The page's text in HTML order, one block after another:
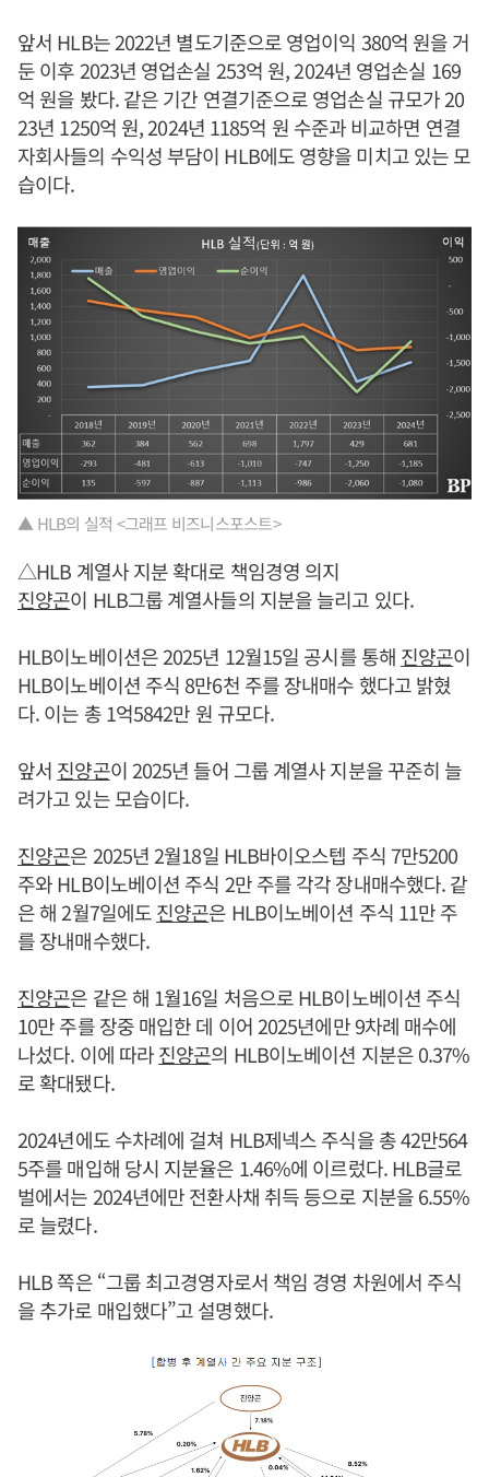
앞서 HLB는 2022년 별도기준으로 영업이익 380억 원을 거
둔 이후 2023년 영업손실 253억 원, 2024년 영업손실 169
억 원을 봤다. 같은 기간 연결기준으로 영업손실 규모가 20
23년 1250억 원, 2024년 1185억 원 수준과 비교하면 연결
자회사들의 수익성 부담이 HLB에도 영향을 미치고 있는 모
습이다.
▲ HLB의 실적 <그래프 비즈니스포스트>
△HLB 계열사 지분 확대로 책임경영 의지
진양곤이 HLB그룹 계열사들의 지분을 늘리고 있다.
HLB이노베이션은 2025년 12월15일 공시를 통해 진양곤이
HLB이노베이션 주식 8만6천 주를 장내매수 했다고 밝혔
다. 이는 총 1억5842만 원 규모다.
앞서 진양곤이 2025년 들어 그룹 계열사 지분을 꾸준히 늘
려가고 있는 모습이다.
진양곤은 2025년 2월18일 HLB바이오스텝 주식 7만5200
주와 HLB이노베이션 주식 2만 주를 각각 장내매수했다. 같
은 해 2월7일에도진양곤은 HLB이노베이션 주식 11만 주
를 장내매수했다.
진양곤은 같은 해 1월16일 처음으로 HLB이노베이션 주식
10만 주를 장중 매입한 데 이어 2025년에만 9차례 매수에
나섰다. 이에 따라진양곤의 HLB이노베이션 지분은 0.37%
로 확대됐다.
2024년에도 수차례에 걸쳐 HLB제넥스 주식을 총 42만564
5주를 매입해 당시 지분율은 1.46%에 이르렀다. HLB글로
벌에서는 2024년에만 전환사채 취득 등으로 지분을 6.55%
로 늘렸다.
HLB 쪽은 “그룹 최고경영자로서 책임 경영 차원에서 주식
을 추가로 매입했다”고 설명했다.